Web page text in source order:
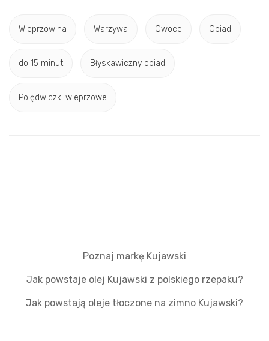
Wieprzowina Warzywa Owoce Obiad
do 15 minut Błyskawiczny obiad
Polędwiczki wieprzowe
Poznaj markę Kujawski
Jak powstaje olej Kujawski z polskiego rzepaku?
Jak powstają oleje tłoczone na zimno Kujawski?